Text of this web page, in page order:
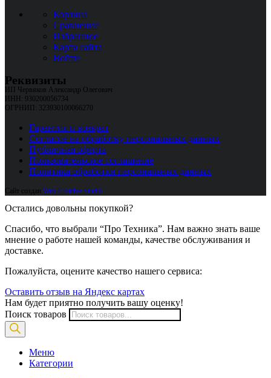
Корзина
Сравнение
Избранное
Карта сайта
Войти
Реквизиты
ИП Червяков Александр Олегович
ИНН: 930200056734
ОГРНИП: 323930100066270
Гарантия и возврат
Согласие на обработку персональных данных
Публичная оферта
Пользовательское соглашение
Политика обработки персональных данных
Сайт создан Web-Creative.Studio
Остались довольны покупкой?
Спасибо, что выбрали “Про Техника”. Нам важно знать ваше
мнение о работе нашей команды, качестве обслуживания и
доставке.
Пожалуйста, оцените качество нашего сервиса:
Оставить отзыв на Яндекс картах
Нам будет приятно получить вашу оценку!
Поиск товаров
Меню
Категории